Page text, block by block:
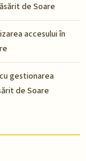
de Soare
accesului în
gestionarea
de Soare